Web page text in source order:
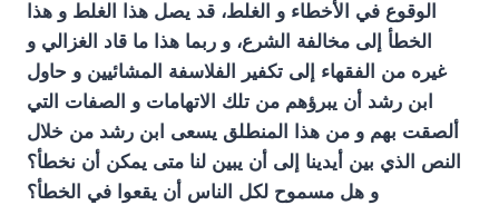
الوقوع في الأخطاء و الغلط، قد يصل هذا الغلط و هذا
الخطأ إلى مخالفة الشرع، و ربما هذا ما قاد الغزالي و
غيره من الفقهاء إلى تكفير الفلاسفة المشائيين و حاول
ابن رشد أن يبرؤهم من تلك الاتهامات و الصفات التي
ألصقت بهم و من هذا المنطلق يسعى ابن رشد من خلال
النص الذي بين أيدينا إلى أن يبين لنا متى يمكن أن نخطأ؟
و هل مسموح لكل الناس أن يقعوا في الخطأ؟